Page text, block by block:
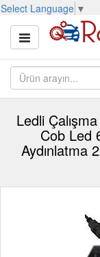
Select Language ▼
Ledli
Cob Led
Aydınlatma